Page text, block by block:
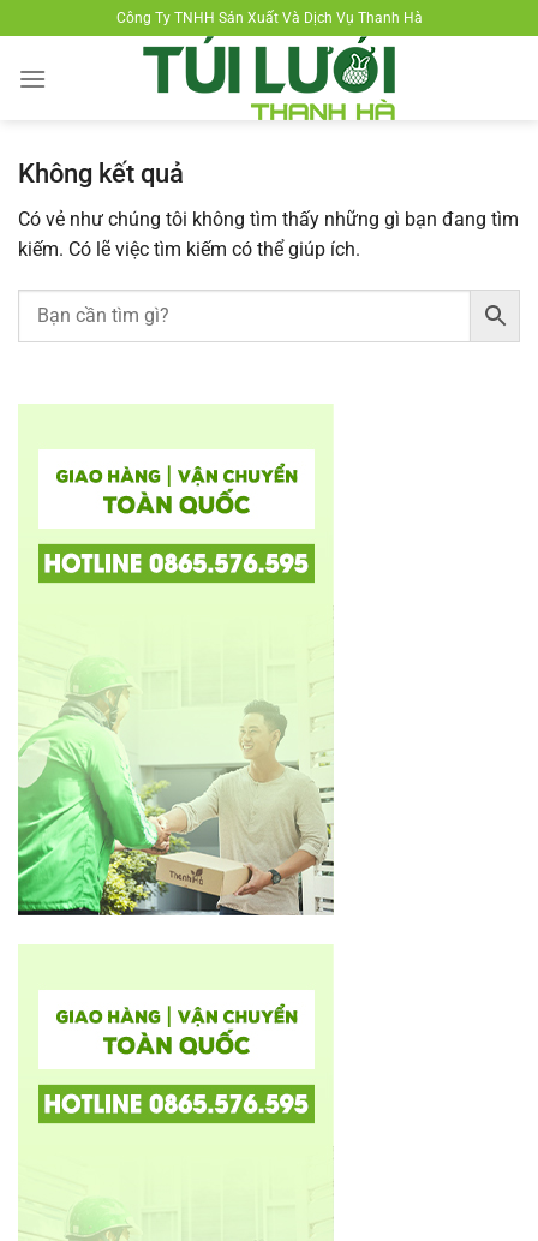
đến
nội
Công Ty TNHH Sản Xuất Và Dịch Vụ Thanh Hà
Không kết quả
Có vẻ như chúng tôi không tìm thấy những gì bạn đang tìm
kiếm. Có lẽ việc tìm kiếm có thể giúp ích.